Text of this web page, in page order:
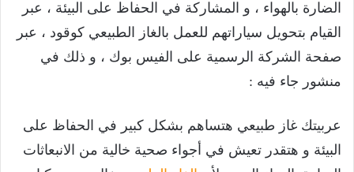
الضارة بالهواء ، و المشاركة في الحفاظ على البيئة ، عبر
القيام بتحويل سياراتهم للعمل بالغاز الطبيعي كوقود ، عبر
صفحة الشركة الرسمية على الفيس بوك ، و ذلك في
منشور جاء فيه :
عربيتك غاز طبيعي هتساهم بشكل كبير في الحفاظ على
البيئة و هتقدر تعيش في أجواء صحية خالية من الانبعاثات